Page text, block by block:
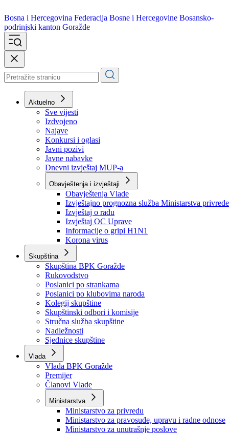
Bosna i Hercegovina
podrinjski kanton Goražde
Aktuelno
Sve vijesti
Izdvojeno
Najave
Konkursi i oglasi
Javni pozivi
Javne nabavke
Dnevni izvještaj MUP-a
Obavještenja i izvještaji
Obavještenja Vlade
Izvještajno prognozna služba Ministarstva privrede
Izvještaj o radu
Izvještaj OC Uprave
Informacije o gripi H1N1
Korona virus
Skupština
Skupština BPK Goražde
Rukovodstvo
Poslanici po strankama
Poslanici po klubovima naroda
Kolegij skupštine
Skupštinski odbori i komisije
Stručna služba skupštine
Nadležnosti
Sjednice skupštine
Vlada
Vlada BPK Goražde
Premijer
Članovi Vlade
Ministarstva